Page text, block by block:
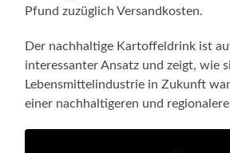
Pfund zuzüglich Versandkosten.
Der nachhaltige Kartoffeldrink ist
interessanter Ansatz und zeigt, wie
Lebensmittelindustrie in Zukunft
einer nachhaltigeren und